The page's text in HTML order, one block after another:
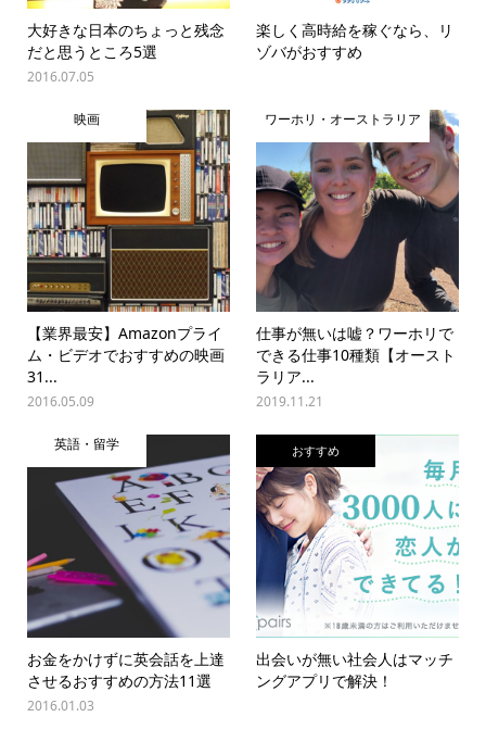
大好きな日本のちょっと残念
だと思うところ5選
2016.07.05
楽しく高時給を稼ぐなら、リ
ゾバがおすすめ
映画
【業界最安】Amazonプライ
ム・ビデオでおすすめの映画
31...
2016.05.09
ワーホリ・オーストラリア
仕事が無いは嘘？ワーホリで
できる仕事10種類【オースト
ラリア...
2019.11.21
英語・留学
お金をかけずに英会話を上達
させるおすすめの方法11選
2016.01.03
おすすめ
出会いが無い社会人はマッチ
ングアプリで解決！